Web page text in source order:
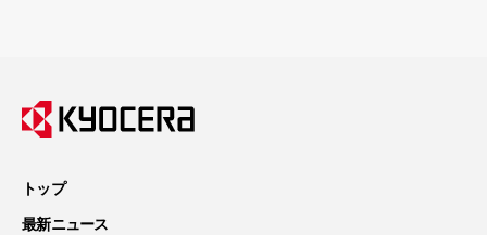
トップ
最新ニュース